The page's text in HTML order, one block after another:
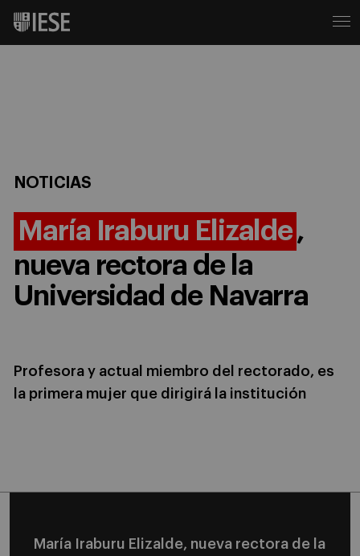
NOTICIAS
María Iraburu Elizalde ,
nueva rectora de la
Universidad de Navarra
Profesora y actual miembro del rectorado, es
la primera mujer que dirigirá la institución
María Iraburu Elizalde, nueva rectora de la